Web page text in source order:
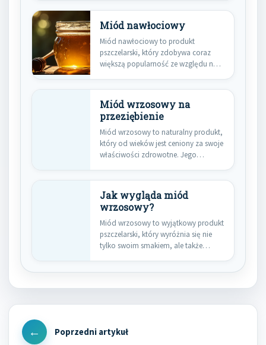
Miód nawłociowy
Miód nawłociowy to produkt
pszczelarski, który zdobywa coraz
większą popularność ze względu na
Miód wrzosowy na
przeziębienie
Miód wrzosowy to naturalny produkt,
który od wieków jest ceniony za swoje
właściwości zdrowotne. Jego…
Jak wygląda miód
wrzosowy?
Miód wrzosowy to wyjątkowy produkt
pszczelarski, który wyróżnia się nie
tylko swoim smakiem, ale także…
Nawigacja
wpisu
Previous